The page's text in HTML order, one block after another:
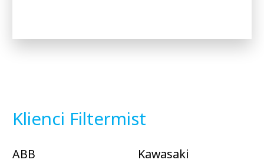
Klienci Filtermist
ABB
Kawasaki